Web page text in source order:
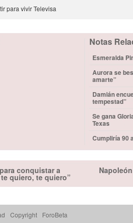
para vivirTelevisa
Notas
Esmeralda
Aurora se
amarte”
Damián
tempestad”
Se gana
Texas
Cumpliría 90
conquistar a
quiero, te quiero”
Copyright ForoBeta